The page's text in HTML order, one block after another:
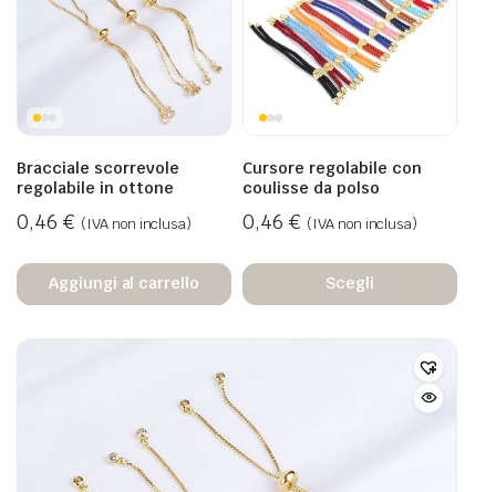
Bracciale scorrevole
regolabile in ottone
0,46 € (IVA non inclusa)
Aggiungi al carrello
Cursore regolabile con
coulisse da polso
0,46 € (IVA non inclusa)
Scegli